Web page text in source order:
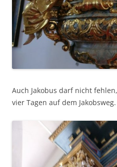
Auch Jakobus darf nicht
vier Tagen auf dem Jakobsweg.